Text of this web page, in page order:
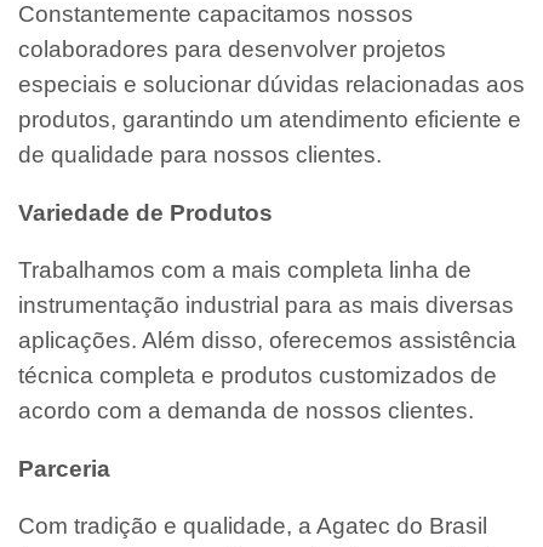
Constantemente capacitamos nossos
colaboradores para desenvolver projetos
especiais e solucionar dúvidas relacionadas aos
produtos, garantindo um atendimento eficiente e
de qualidade para nossos clientes.
Variedade de Produtos
Trabalhamos com a mais completa linha de
instrumentação industrial para as mais diversas
aplicações. Além disso, oferecemos assistência
técnica completa e produtos customizados de
acordo com a demanda de nossos clientes.
Parceria
Com tradição e qualidade, a Agatec do Brasil